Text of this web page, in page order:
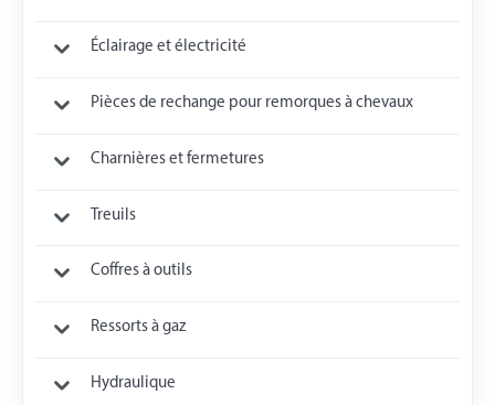
Éclairage et électricité
Pièces de rechange pour remorques à chevaux
Charnières et fermetures
Treuils
Coffres à outils
Ressorts à gaz
Hydraulique